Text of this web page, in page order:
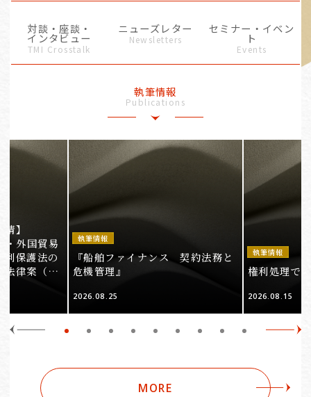
対談・座談・
インタビュー
TMI Crosstalk
ニューズレター
Newsletters
セミナー・イベン
ト
Events
執筆情報
Publications
】
外国貿易
利保護法の
法律案（そ
執筆情報
『船舶ファイナンス 契約法務と
危機管理』
2026.08.25
執筆情報
権利処理で
2026.08.15
MORE